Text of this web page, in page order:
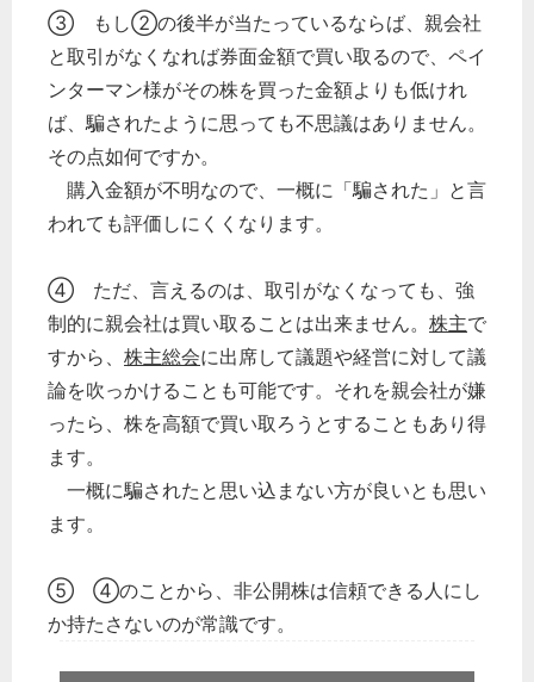
③ もし②の後半が当たっているならば、親会社
と取引がなくなれば券面金額で買い取るので、ペイ
ンターマン様がその株を買った金額よりも低けれ
ば、騙されたように思っても不思議はありません。
その点如何ですか。
購入金額が不明なので、一概に「騙された」と言
われても評価しにくくなります。
④ ただ、言えるのは、取引がなくなっても、強
制的に親会社は買い取ることは出来ません。 株主で
すから、 株主総会に出席して議題や経営に対して議
論を吹っかけることも可能です。それを親会社が嫌
ったら、株を高額で買い取ろうとすることもあり得
ます。
一概に騙されたと思い込まない方が良いとも思い
ます。
⑤ ④のことから、非公開株は信頼できる人にし
か持たさないのが常識です。